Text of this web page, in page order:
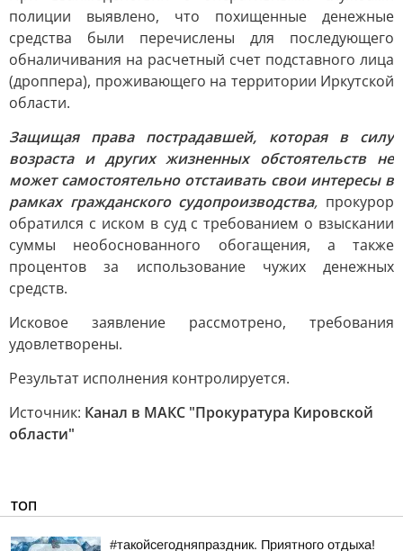
полиции выявлено, что похищенные денежные
средства были перечислены для последующего
обналичивания на расчетный счет подставного лица
(дроппера), проживающего на территории Иркутской
области.
Защищая права пострадавшей, которая в силу
возраста и других жизненных обстоятельств не
может самостоятельно отстаивать свои интересы в
рамках гражданского судопроизводства, прокурор
обратился с иском в суд с требованием о взыскании
суммы необоснованного обогащения, а также
процентов за использование чужих денежных
средств.
Исковое заявление рассмотрено, требования
удовлетворены.
Результат исполнения контролируется.
Источник: Канал в МАКС "Прокуратура Кировской
области"
ТОП
#такойсегодняпраздник. Приятного отдыха!